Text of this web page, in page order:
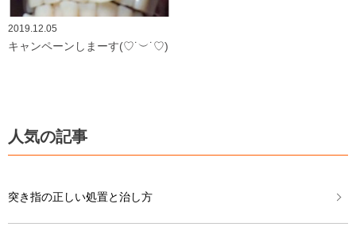
2019.12.05
キャンペーンしまーす(♡˙︶˙♡)
人気の記事
突き指の正しい処置と治し方